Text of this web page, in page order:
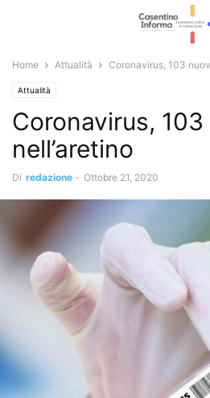
Home Attualità Coronavirus, 103
Attualità
Coronavirus,
nell’aretino
Di redazione - Ottobre 21, 2020